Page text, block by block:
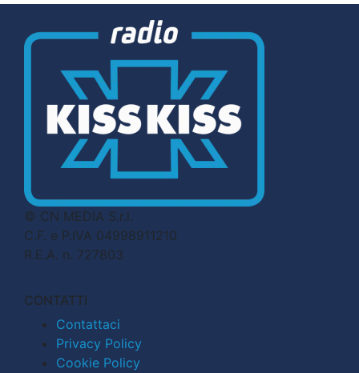
© CN MEDIA S.r.l.
C.F. e P.IVA 04998911210
R.E.A. n. 727803
CONTATTI
Contattaci
Privacy Policy
Cookie Policy